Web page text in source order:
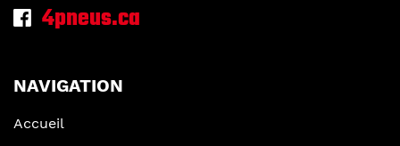
4pneus.ca
NAVIGATION
Accueil